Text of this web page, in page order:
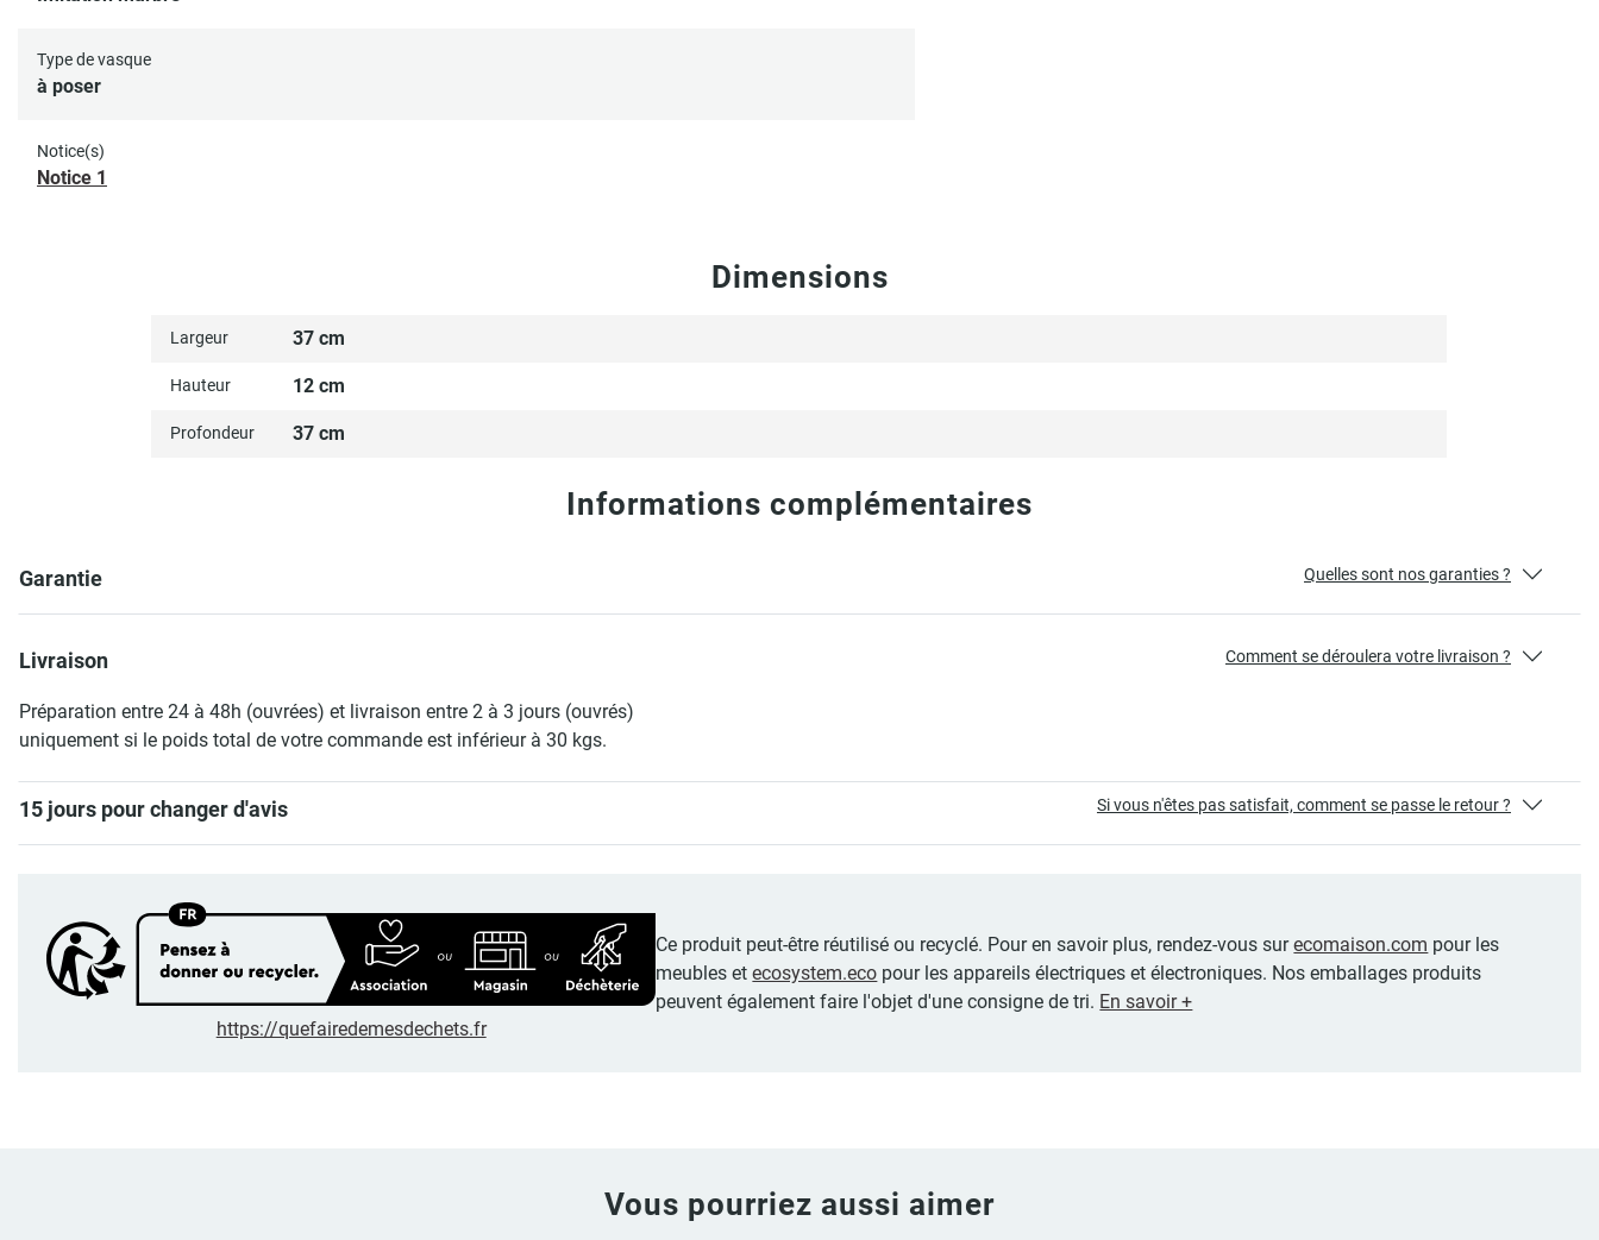
Type de vasque
à poser
Notice(s)
Notice 1
Dimensions
Largeur 37 cm
Hauteur 12 cm
Profondeur 37 cm
Informations complémentaires
Garantie Quelles sont nos garanties ?
Livraison
Préparation entre 24 à 48h (ouvrées) et livraison entre 2 à 3 jours (ouvrés)
uniquement si le poids total de votre commande est inférieur à 30 kgs.
Comment se déroulera votre livraison ?
15 jours pour changer d'avis Si vous n'êtes pas satisfait, comment se passe le retour ?
https://quefairedemesdechets.fr
Ce produit peut-être réutilisé ou recyclé. Pour en savoir plus, rendez-vous surecomaison.com pour les
meubles etecosystem.eco pour les appareils électriques et électroniques. Nos emballages produits
peuvent également faire l'objet d'une consigne de tri. En savoir +
Vous pourriez aussi aimer